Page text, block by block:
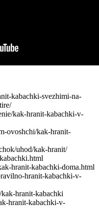
kabachki-svezhimi-na-
kak-hranit-kabachki-v-
ovoshchi/kak-hranit-
uhod/kak-hranit/
hranit-kabachki-doma.html
hranit-kabachki-v-
hranit-kabachki
hranit-kabachki-v-